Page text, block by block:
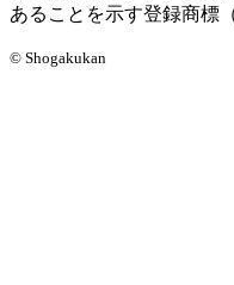
あることを示す登録商標
© Shogakukan